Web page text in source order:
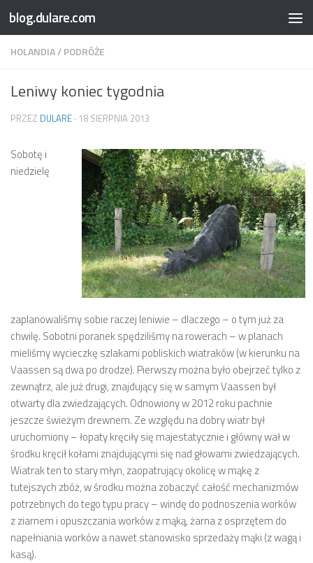
Przejdź do treści
blog.dulare.com
HOLANDIA/PODRÓŻE
Leniwy koniec tygodnia
PRZEZ DULARE · 18 SIERPNIA 2013
Sobotę i
niedzielę
zaplanowaliśmy sobie raczej leniwie – dlaczego – o tym już za
chwilę. Sobotni poranek spędziliśmy na rowerach – w planach
mieliśmy wycieczkę szlakami pobliskich wiatraków (w kierunku na
Vaassen są dwa po drodze). Pierwszy można było obejrzeć tylko z
zewnątrz, ale już drugi, znajdujący się w samym Vaassen był
otwarty dla zwiedzających. Odnowiony w 2012 roku pachnie
jeszcze świeżym drewnem. Ze względu na dobry wiatr był
uruchomiony – łopaty kręciły się majestatycznie i główny wał w
środku kręcił kołami znajdującymi się nad głowami zwiedzających.
Wiatrak ten to stary młyn, zaopatrujący okolicę w mąkę z
tutejszych zbóż, w środku można zobaczyć całość mechanizmów
potrzebnych do tego typu pracy – windę do podnoszenia worków
z ziarnem i opuszczania worków z mąką, żarna z osprzętem do
napełniania worków a nawet stanowisko sprzedaży mąki (z wagą i
kasą).